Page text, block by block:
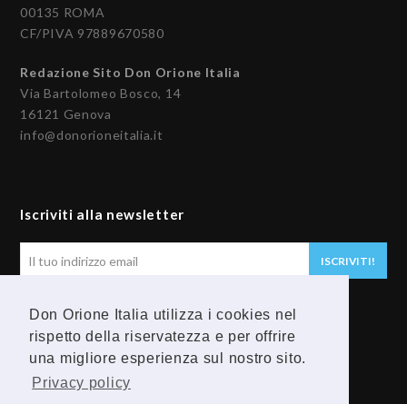
Don Orione Italia utilizza i cookies nel
rispetto della riservatezza e per offrire
una migliore esperienza sul nostro sito.
Privacy policy
00135 ROMA
CF/PIVA 97889670580
Redazione Sito Don Orione Italia
Via Bartolomeo Bosco, 14
16121 Genova
info@donorioneitalia.it
Iscriviti alla newsletter
email
ISCRIVITI!
Seguici
F